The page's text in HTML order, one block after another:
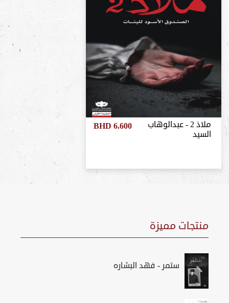
ملاذ 2 - عبدالوهاب
السيد
BHD 6.600
منتجات مميزة
ستمر - فهد البشاره